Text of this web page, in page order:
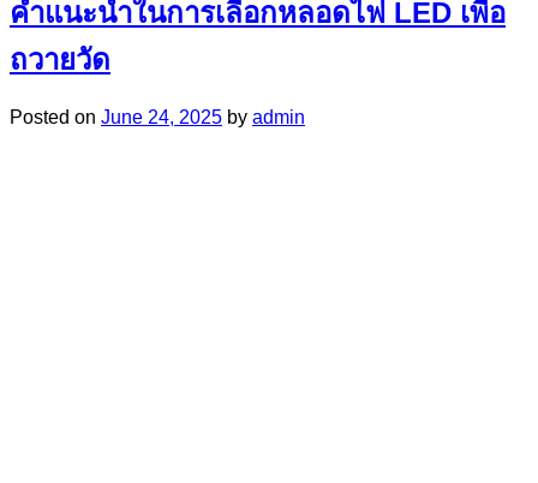
คำแนะนำในการเลือกหลอดไฟ LED เพื่อ
ถวายวัด
Posted on June 24, 2025 by admin